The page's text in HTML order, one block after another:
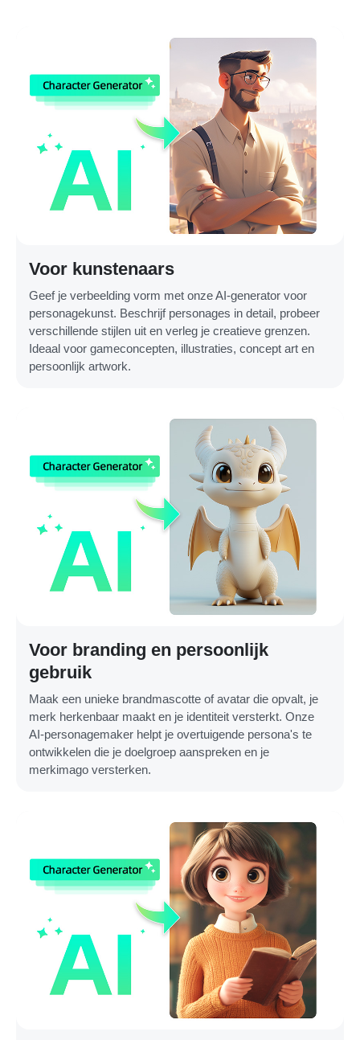
Voor kunstenaars
Geef je verbeelding vorm met onze AI-generator voor
personagekunst. Beschrijf personages in detail, probeer
verschillende stijlen uit en verleg je creatieve grenzen.
Ideaal voor gameconcepten, illustraties, concept art en
persoonlijk artwork.
Voor branding en persoonlijk
gebruik
Maak een unieke brandmascotte of avatar die opvalt, je
merk herkenbaar maakt en je identiteit versterkt. Onze
AI-personagemaker helpt je overtuigende persona's te
ontwikkelen die je doelgroep aanspreken en je
merkimago versterken.